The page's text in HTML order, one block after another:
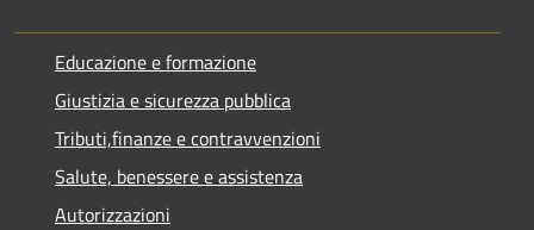
Educazione e formazione
Giustizia e sicurezza pubblica
Tributi,finanze e contravvenzioni
Salute, benessere e assistenza
Autorizzazioni